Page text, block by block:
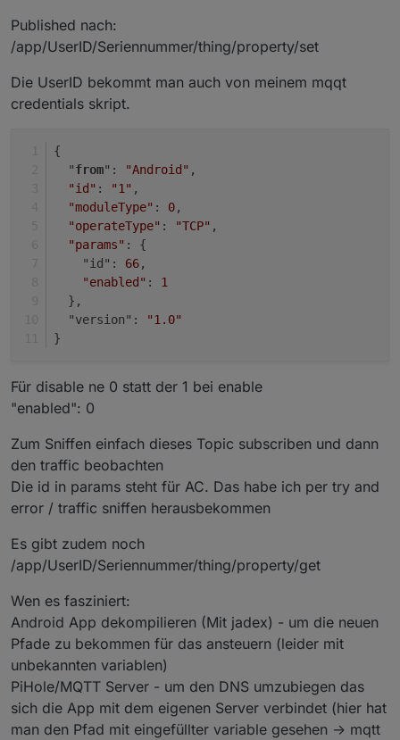
Published nach:
/app/UserID/Seriennummer/thing/property/set
Die UserID bekommt man auch von meinem mqqt
credentials skript.
{
  "
from": "Android" ,
"id" : "1" ,
"moduleType" : 0,
"operateType" : "TCP" ,
"params" : {
    "id":
66,
"enabled" : 1
  },
  "version":
"1.0"
}
Für disable ne 0 statt der 1 bei enable
"enabled": 0
Zum Sniffen einfach dieses Topic subscriben und dann
den traffic beobachten
Die id in params steht für AC. Das habe ich per try and
error / traffic sniffen herausbekommen
Es gibt zudem noch
/app/UserID/Seriennummer/thing/property/get
Wen es fasziniert:
Android App dekompilieren (Mit jadex) - um die neuen
Pfade zu bekommen für das ansteuern (leider mit
unbekannten variablen)
PiHole/MQTT Server - um den DNS umzubiegen das
sich die App mit dem eigenen Server verbindet (hier hat
man den Pfad mit eingefüllter variable gesehen -> mqtt